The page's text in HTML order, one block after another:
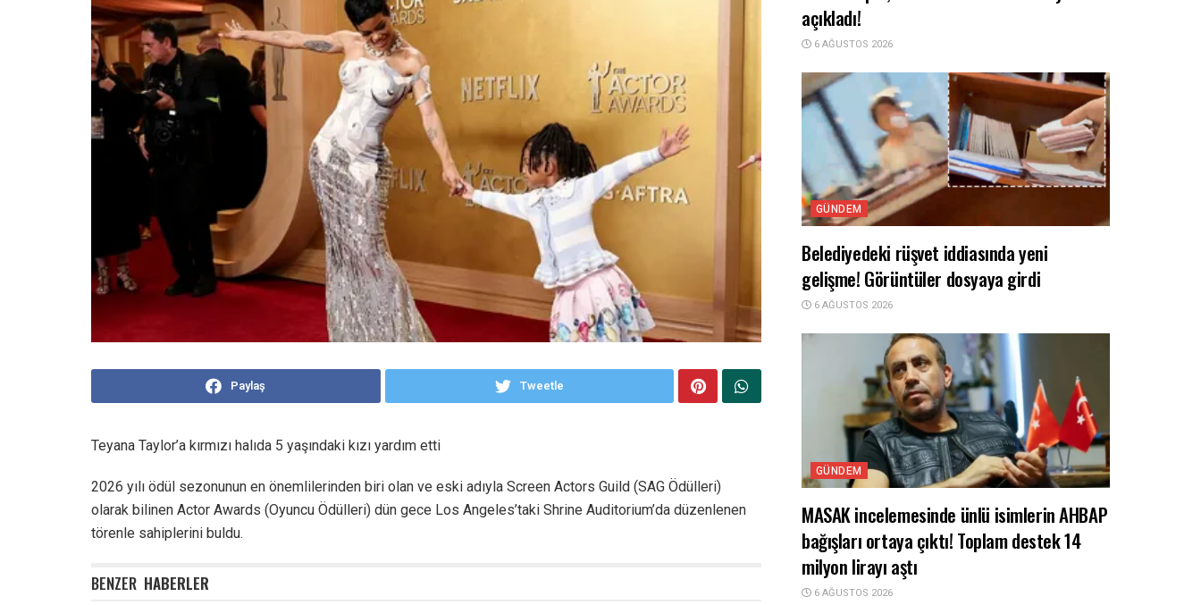
Paylaş Tweetle
Teyana Taylor’a kırmızı halıda 5 yaşındaki kızı yardım etti
2026 yılı ödül sezonunun en önemlilerinden biri olan ve eski adıyla Screen Actors Guild (SAG Ödülleri)
olarak bilinen Actor Awards (Oyuncu Ödülleri) dün gece Los Angeles’taki Shrine Auditorium’da düzenlenen
törenle sahiplerini buldu.
BENZER HABERLER
açıkladı!
6 AĞUSTOS 2026
GÜNDEM
Belediyedeki rüşvet iddiasında yeni
gelişme! Görüntüler dosyaya girdi
6 AĞUSTOS 2026
GÜNDEM
MASAK incelemesinde ünlü isimlerin AHBAP
bağışları ortaya çıktı! Toplam destek 14
milyon lirayı aştı
6 AĞUSTOS 2026